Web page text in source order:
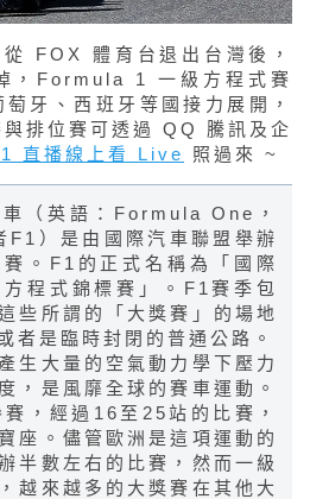
FOX 體育台退出台灣後，
，Formula 1 一級方程式賽
牙、西班牙等國接力展開，
排位賽可透過 QQ 騰訊及企
直播線上看 Live 照過來 ~
（英語：Formula One，
）是由國際汽車聯盟舉辦
。F1的正式名稱為「國際
程式錦標賽」。F1賽季包
些所謂的「大獎賽」的場地
者是臨時封閉的普通公路。
生大量的空氣動力學下壓力
，是風靡全球的賽車運動。
，經過16至25站的比賽，
座。儘管歐洲是這項運動的
半數左右的比賽，然而一級
越來越多的大獎賽在其他大